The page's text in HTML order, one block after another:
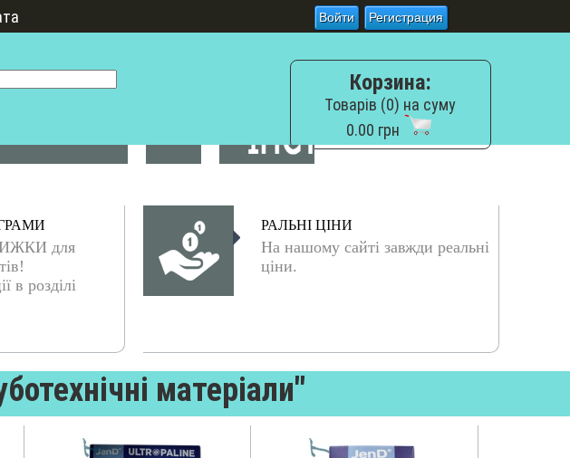
Войти Регистрация
Корзина:
Товарів (0) на суму
0.00 грн
для
в розділі
РАЛЬНІ ЦІНИ
На нашому сайті завжди реальні
ціни.
матеріали"